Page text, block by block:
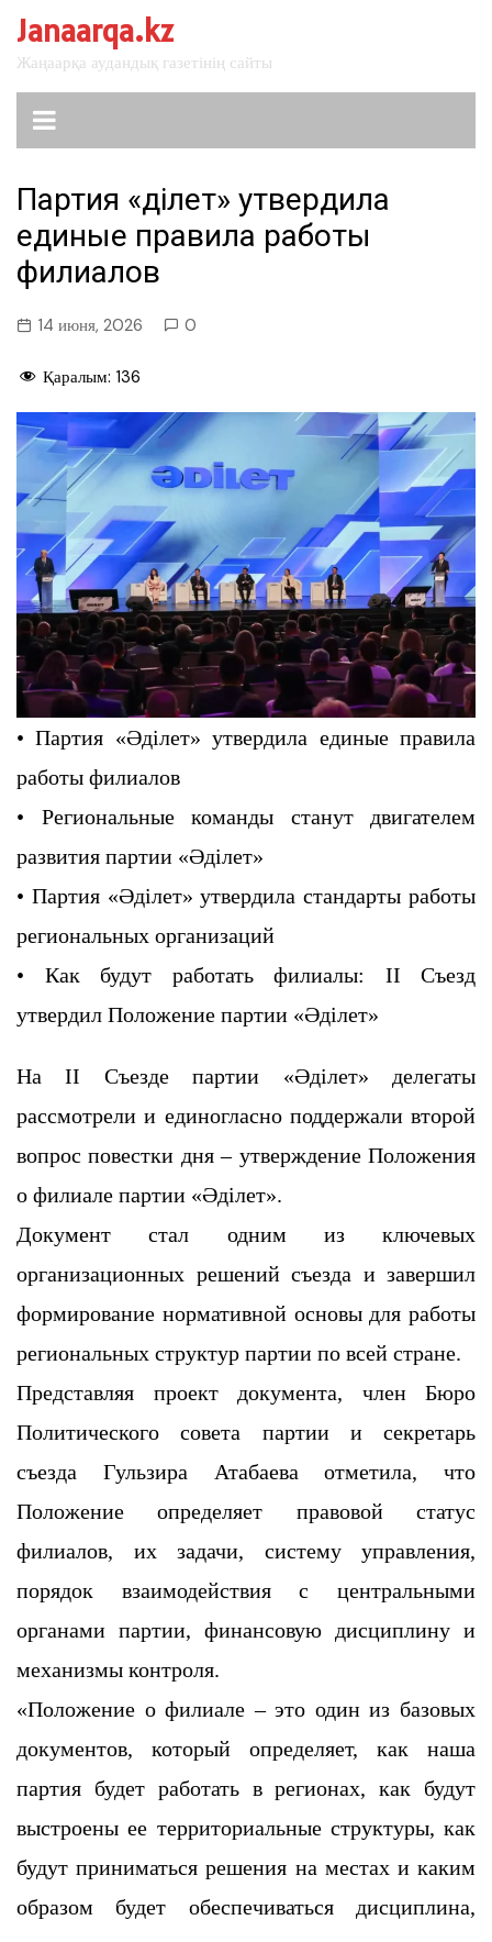
содержанию
Janaarqa.kz
Жаңаарқа аудандық газетінің сайты
Партия «Әділет» утвердила
единые правила работы
филиалов
14 июня, 2026 0
Қаралым: 136
• Партия «Әділет» утвердила единые правила
работы филиалов
• Региональные команды станут двигателем
развития партии «Әділет»
• Партия «Әділет» утвердила стандарты работы
региональных организаций
• Как будут работать филиалы: II Съезд
утвердил Положение партии «Әділет»
На II Съезде партии «Әділет» делегаты
рассмотрели и единогласно поддержали второй
вопрос повестки дня – утверждение Положения
о филиале партии «Әділет».
Документ стал одним из ключевых
организационных решений съезда и завершил
формирование нормативной основы для работы
региональных структур партии по всей стране.
Представляя проект документа, член Бюро
Политического совета партии и секретарь
съезда Гульзира Атабаева отметила, что
Положение определяет правовой статус
филиалов, их задачи, систему управления,
порядок взаимодействия с центральными
органами партии, финансовую дисциплину и
механизмы контроля.
«Положение о филиале – это один из базовых
документов, который определяет, как наша
партия будет работать в регионах, как будут
выстроены ее территориальные структуры, как
будут приниматься решения на местах и каким
образом будет обеспечиваться дисциплина,